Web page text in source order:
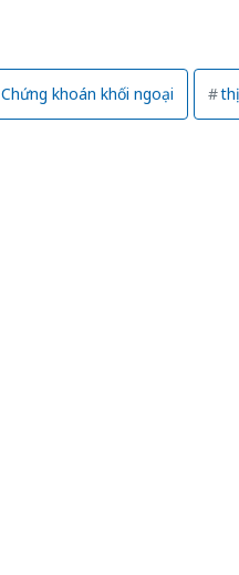
Chứng khoán khối ngoại
kinh doanh
giả mạo nhãn
Adidas, Nike